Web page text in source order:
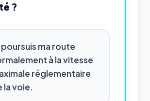
?
poursuis ma route
à la vitesse
réglementaire
la voie.